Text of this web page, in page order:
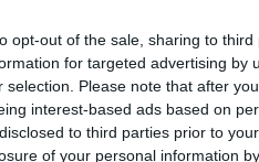
opt-out of the sale, sharing to
for targeted advertising by
selection. Please note that after
interest-based ads based on
to third parties prior to
of your personal information
17. Apr 2006, 19:23
Cabrio
Vai ir kaada vieta kur var
kaa jaunam. Es kludos ?
Mazjaudigs ir palicis logu